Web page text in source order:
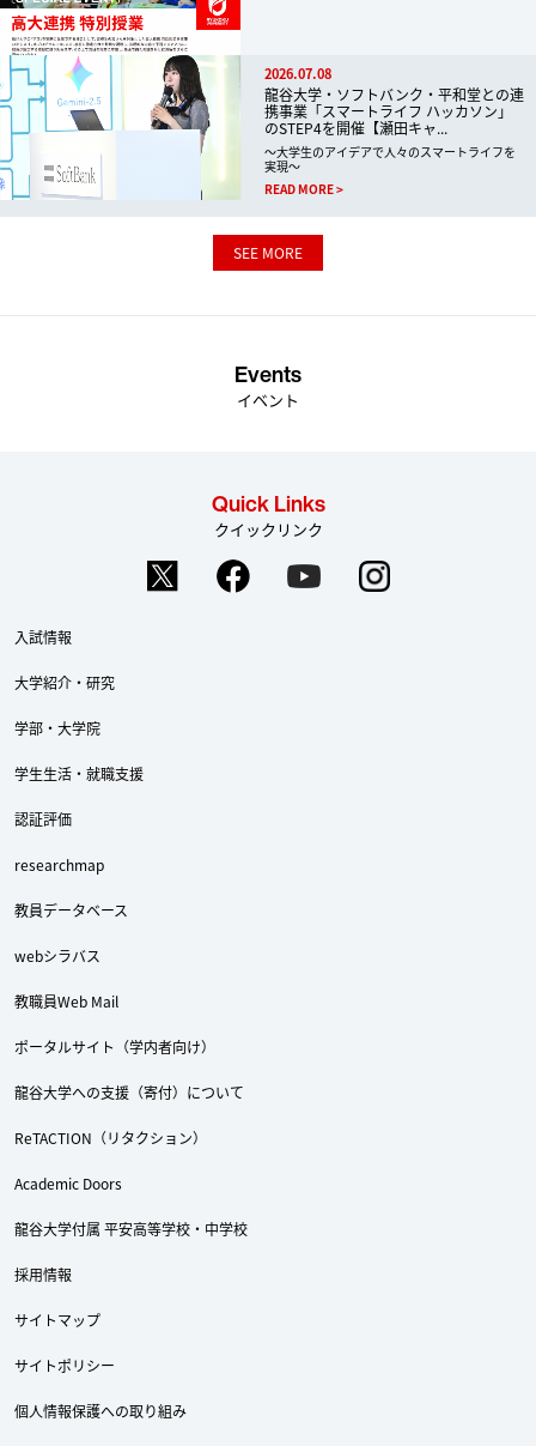
2026.07.08
龍谷大学・ソフトバンク・平和堂との連
携事業「スマートライフ ハッカソン」
のSTEP4を開催【瀬田キャ...
～大学生のアイデアで人々のスマートライフを
実現～
READ MORE
SEE MORE
Events
イベント
Quick Links
クイックリンク
入試情報
大学紹介・研究
学部・大学院
学生生活・就職支援
認証評価
researchmap
教員データベース
webシラバス
教職員Web Mail
ポータルサイト（学内者向け）
龍谷大学への支援（寄付）について
ReTACTION（リタクション）
Academic Doors
龍谷大学付属 平安高等学校・中学校
採用情報
サイトマップ
サイトポリシー
個人情報保護への取り組み